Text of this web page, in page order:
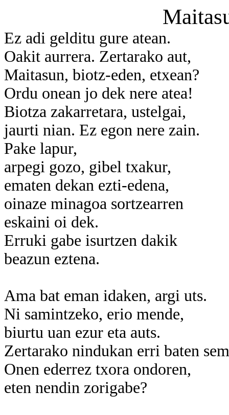
Ez adi gelditu gure atean.
Oakit aurrera. Zertarako aut,
Maitasun, biotz-eden, etxean?
Ordu onean jo dek nere atea!
Biotza zakarretara, ustelgai,
jaurti nian. Ez egon nere zain.
Pake lapur,
arpegi gozo, gibel txakur,
ematen dekan ezti-edena,
oinaze minagoa sortzearren
eskaini oi dek.
Erruki gabe isurtzen dakik
beazun eztena.
Ama bat eman idaken, argi uts.
Ni samintzeko, erio mende,
biurtu uan ezur eta auts.
Zertarako nindukan erri baten
Onen ederrez txora ondoren,
eten nendin zorigabe?